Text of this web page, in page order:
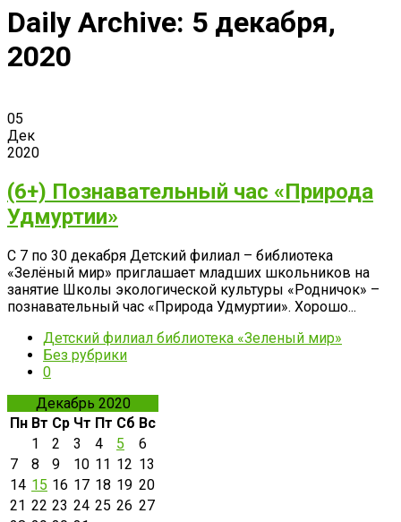
Daily Archive: 5 декабря,
2020
05
Дек
2020
(6+) Познавательный час «Природа
Удмуртии»
С 7 по 30 декабря Детский филиал – библиотека
«Зелёный мир» приглашает младших школьников на
занятие Школы экологической культуры «Родничок» –
познавательный час «Природа Удмуртии». Хорошо...
Детский филиал библиотека «Зеленый мир»
Без рубрики
0
Декабрь 2020
Пн Вт Ср Чт Пт Сб Вс
1
2 3 4 5
6
7
8 9 10 11 12 13
14 15 16 17 18 19 20
21 22 23 24 25 26 27